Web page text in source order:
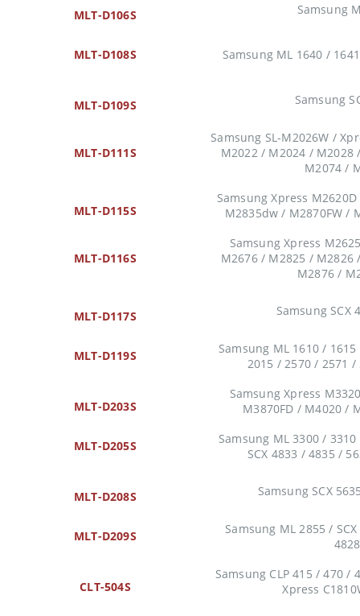
MLT-D106S Samsung
MLT-D108S Samsung ML 1640 /
MLT-D109S Samsung
MLT-D111S
Samsung SL-M2026W /
M2022 / M2024 / M2028
M2074 /
MLT-D115S
Samsung Xpress
M2835dw / M2870FW /
MLT-D116S
Samsung Xpress
M2676 / M2825 /
M2876 /
MLT-D117S Samsung SCX
MLT-D119S
Samsung ML 1610 /
2015 / 2570 / 2571 /
MLT-D203S
Samsung Xpress
M3870FD / M4020 /
MLT-D205S
Samsung ML 3300 /
SCX 4833 / 4835 /
MLT-D208S Samsung SCX
MLT-D209S
Samsung ML 2855 /
4828
CLT-504S
Samsung CLP 415 / 470 /
Xpress